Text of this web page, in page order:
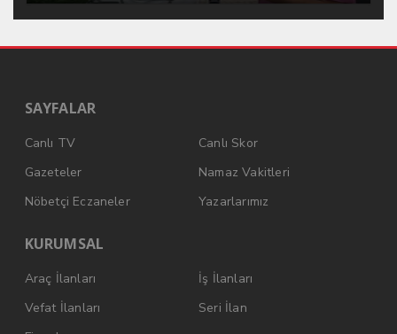
SAYFALAR
Canlı TV
Canlı Skor
Gazeteler
Namaz Vakitleri
Nöbetçi Eczaneler
Yazarlarımız
KURUMSAL
Araç İlanları
İş İlanları
Vefat İlanları
Seri İlan